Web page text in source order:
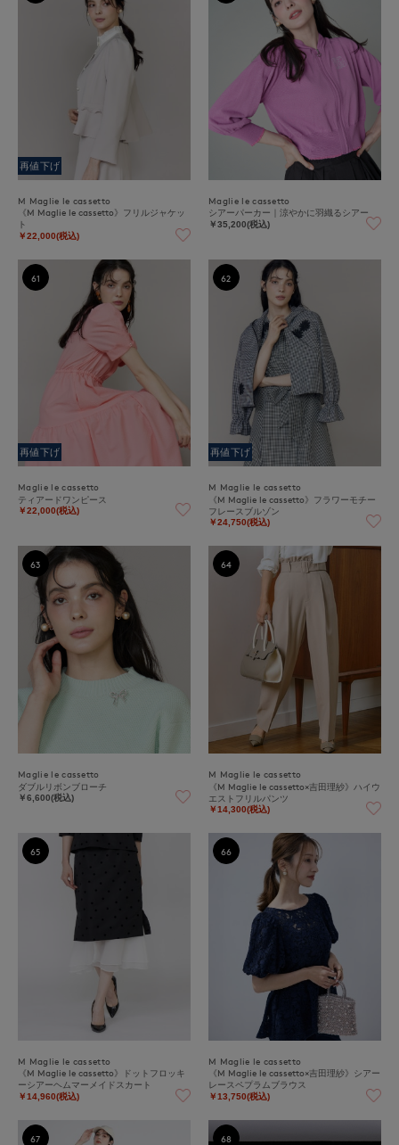
再値下げ
M Maglie le cassetto
《M Maglie le cassetto》フリルジャケッ
ト
￥22,000(税込)
Maglie le cassetto
シアーパーカー｜涼やかに羽織るシアー
￥35,200(税込)
再値下げ
Maglie le cassetto
ティアードワンピース
￥22,000(税込)
61
再値下げ
M Maglie le cassetto
《M Maglie le cassetto》フラワーモチー
フレースブルゾン
￥24,750(税込)
62
Maglie le cassetto
ダブルリボンブローチ
￥6,600(税込)
63
M Maglie le cassetto
《M Maglie le cassetto×吉田理紗》ハイウ
エストフリルパンツ
￥14,300(税込)
64
M Maglie le cassetto
《M Maglie le cassetto》ドットフロッキ
ーシアーヘムマーメイドスカート
￥14,960(税込)
65
M Maglie le cassetto
《M Maglie le cassetto×吉田理紗》シアー
レースペプラムブラウス
￥13,750(税込)
66
67 68